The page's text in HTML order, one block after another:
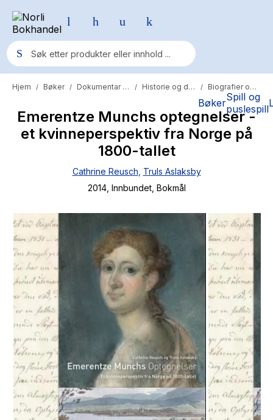
BøkerSpill og
puslespill
Populære søk
Pokemon
One piece
Hitster
Hypopressiv trening
The Housemaid
Hjem / Bøker / Dokumentar og fakta / Historie og dokumentar / Biografier og memoarer
Emerentze Munchs optegnelser -
et kvinneperspektiv fra Norge på
1800-tallet
Cathrine Reusch Truls Aslaksby
2014, Innbundet, Bokmål